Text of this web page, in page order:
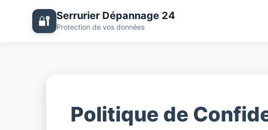
🔐 Serrurier Dépannage 24
Protection de vos données
Politique de